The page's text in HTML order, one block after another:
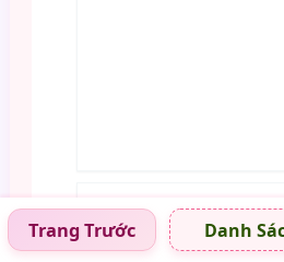
Trang Trước Danh